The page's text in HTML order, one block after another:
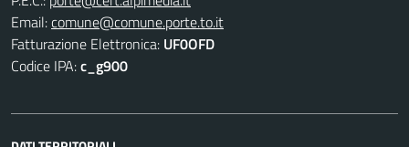
Email:comune@comune.porte.to.it
Fatturazione Elettronica: UF0OFD
Codice IPA:c_g900